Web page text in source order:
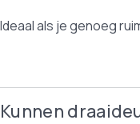
Ideaal als je genoeg
Kunnen